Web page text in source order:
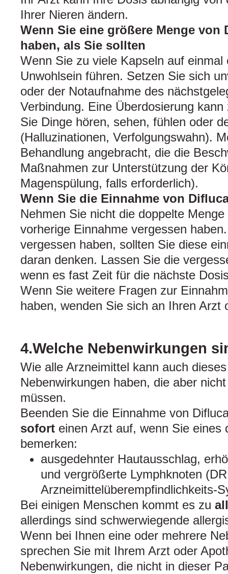
Ihrer Nieren ändern.
Wenn Sie eine größere Menge von
haben, als Sie sollten
Wenn Sie zu viele Kapseln auf
Unwohlsein führen. Setzen Sie sich
oder der Notaufnahme des
Verbindung. Eine Überdosierung
Sie Dinge hören, sehen, fühlen oder
(Halluzinationen, Verfolgungswahn).
Behandlung angebracht, die die
Maßnahmen zur Unterstützung der
Magenspülung, falls erforderlich).
Wenn Sie die Einnahme von
Nehmen Sie nicht die doppelte
vorherige Einnahme vergessen
vergessen haben, sollten Sie diese
daran denken. Lassen Sie die
wenn es fast Zeit für die nächste
Wenn Sie weitere Fragen zur
haben, wenden Sie sich an Ihren Arzt
4.Welche Nebenwirkungen
Wie alle Arzneimittel kann auch
Nebenwirkungen haben, die aber
müssen.
Beenden Sie die Einnahme von
sofort einen Arzt auf, wenn Sie eines
bemerken:
ausgedehnter Hautausschlag,
und vergrößerte Lymphknoten
Arzneimittelüberempfindlichkeits-
Bei einigen Menschen kommt es zu
allerdings sind schwerwiegende
Wenn bei Ihnen eine oder mehrere
sprechen Sie mit Ihrem Arzt oder
Nebenwirkungen, die nicht in dieser